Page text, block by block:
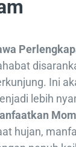
Ini
lebih
hujan,